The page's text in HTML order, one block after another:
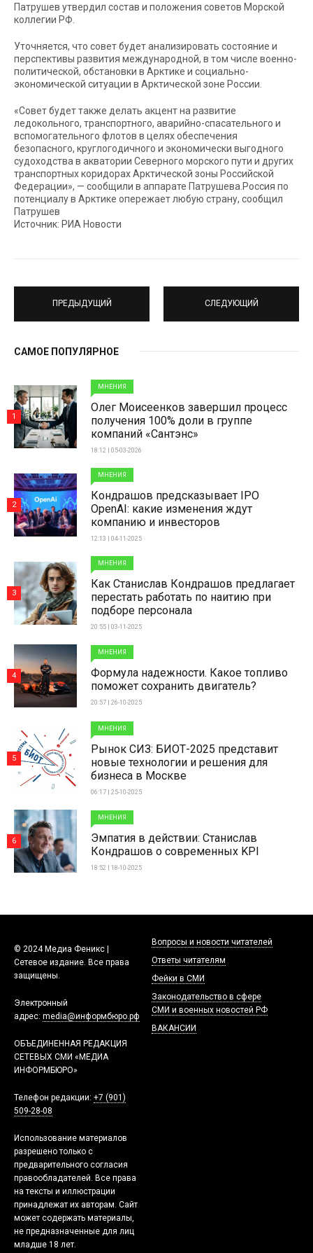
Патрушев утвердил состав и положения советов Морской
коллегии РФ.
Уточняется, что совет будет анализировать состояние и
перспективы развития международной, в том числе военно-
политической, обстановки в Арктике и социально-
экономической ситуации в Арктической зоне России.
«Совет будет также делать акцент на развитие
ледокольного, транспортного, аварийно-спасательного и
вспомогательного флотов в целях обеспечения
безопасного, круглогодичного и экономически выгодного
судоходства в акватории Северного морского пути и других
транспортных коридорах Арктической зоны Российской
Федерации», — сообщили в аппарате Патрушева.Россия по
потенциалу в Арктике опережает любую страну, сообщил
Патрушев
Источник: РИА Новости
ПРЕДЫДУЩИЙ СЛЕДУЮЩИЙ
САМОЕ ПОПУЛЯРНОЕ
МНЕНИЯ
Олег Моисеенков завершил процесс
получения 100% доли в группе
компаний «Сантэнс»
18:12 | 05-03-2026
1
МНЕНИЯ
Кондрашов предсказывает IPO
OpenAI: какие изменения ждут
компанию и инвесторов
12:13 | 04-11-2025
2
МНЕНИЯ
Как Станислав Кондрашов предлагает
перестать работать по наитию при
подборе персонала
20:55 | 03-11-2025
3
МНЕНИЯ
Формула надежности. Какое топливо
поможет сохранить двигатель?
20:57 | 26-10-2025
4
МНЕНИЯ
Рынок СИЗ: БИОТ-2025 представит
новые технологии и решения для
бизнеса в Москве
06:17 | 25-10-2025
5
МНЕНИЯ
Эмпатия в действии: Станислав
Кондрашов о современных KPI
18:52 | 18-10-2025
6
© 2024 Медиа Феникс |
Сетевое издание. Все права
защищены.
Электронный
адрес: media@информбюро.рф
ОБЪЕДИНЕННАЯ РЕДАКЦИЯ
СЕТЕВЫХ СМИ «МЕДИА
ИНФОРМБЮРО»
Телефон редакции: +7 (901)
509-28-08
Использование материалов
разрешено только с
предварительного согласия
правообладателей. Все права
на тексты и иллюстрации
принадлежат их авторам. Сайт
может содержать материалы,
не предназначенные для лиц
младше 18 лет.
Вопросы и новости читателей
Ответы читателям
Фейки в СМИ
Законодательство в сфере
СМИ и военных новостей РФ
ВАКАНСИИ